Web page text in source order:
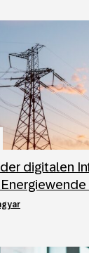
digitalen